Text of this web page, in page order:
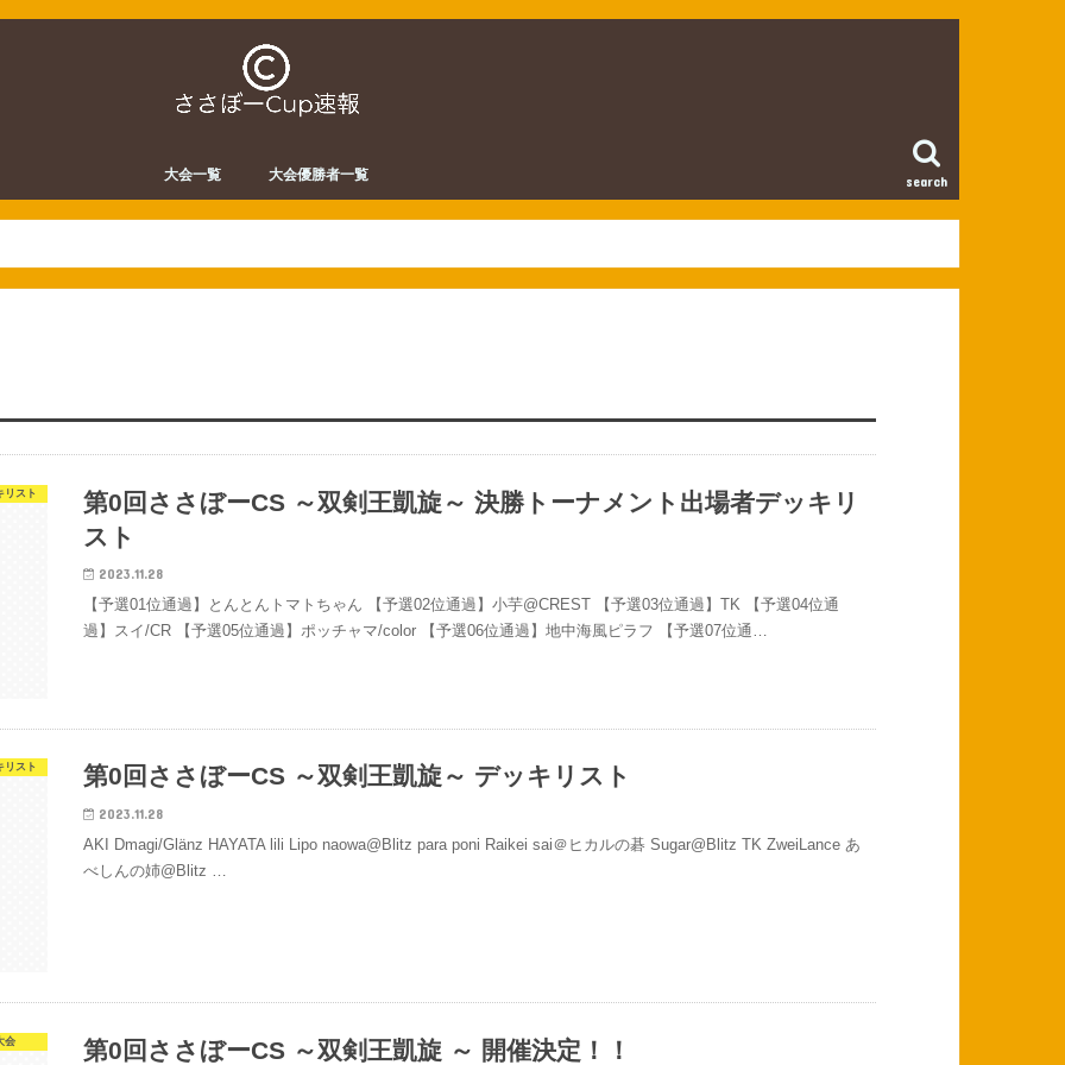
search
大会一覧 大会優勝者一覧
リスト
第0回ささぼーCS ～双剣王凱旋～ 決勝トーナメント出場者デッキリ
スト
2023.11.28
【予選01位通過】とんとんトマトちゃん 【予選02位通過】小芋@CREST 【予選03位通過】TK 【予選04位通
過】スイ/CR 【予選05位通過】ポッチャマ/color 【予選06位通過】地中海風ピラフ 【予選07位通…
リスト 第0回ささぼーCS ～双剣王凱旋～ デッキリスト
2023.11.28
AKI Dmagi/Glänz HAYATA lili Lipo naowa@Blitz para poni Raikei sai＠ヒカルの碁 Sugar@Blitz TK ZweiLance あ
べしんの姉@Blitz …
会 第0回ささぼーCS ～双剣王凱旋 ～ 開催決定！！